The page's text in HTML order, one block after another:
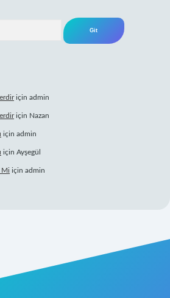
için admin
için Nazan
için admin
için Ayşegül
Mi için admin